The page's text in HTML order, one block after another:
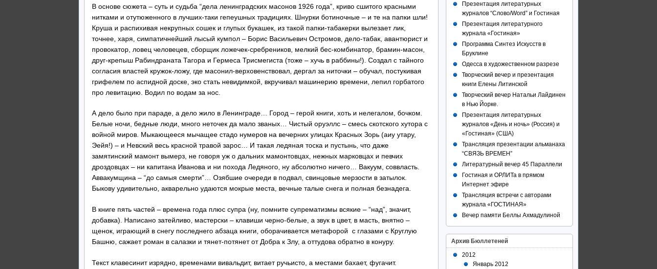
В основе сюжета – суть и судьба “дела ленинградских масонов 1926 года”, криво сшитого красными
нитками и отутюженного в лучших-таки гепеушных традициях. Шнурки ботиночные – и те на папки шли!
Круша и распихивая некрупных сошек и глупых букашек, из такой папки-табакерки вылезает лик,
точнее, харя, симпатичнейший лысый кумпол – Борис Васильевич Остромов, дело-табак, авантюрист и
провокатор, ловец человецев, сборщик ложечек-сребреников, мелкий бес-комбинатор, брамин-масон,
друг-крепыш Рабиндраната Тагора и Гермеса Трисмегиста (тоже – хучь в раббины!). Создал с тайного
согласия властей кружок-ложу, где масонил-верховенствовал, дергал за ниточки – обучал, постукивая
грифелем по аспидной доске, эко стать невидимкой, вкручивал машинерию времени, лепил горбатого
про левитацию. Водил по водам за нос.
А дело было при параде, а дело жило в Ленинграде… Город – герой книги, хоть и нелегалом, бочком.
Белые ночи, бедные люди, много неточек да мало званых… Чистый оруэллс – смесь скотского хутора с
войной миров. Мыкающееся мычащее стадо нумеров на вечерних улицах Красных Зорь (аиу утару,
Эейя!) – и Невский весь красной травой зарос… И такая ледяная тоска и пустынь, что даже
замятинский мамонт вымерз, не говоря уж о дальних мамонтовцах, нежных марковцах и певчих
дроздовцах – ни капитана Иванова и ни похода Ледяного, ну абсолютно ничего… Вакуум, соввласть.
Аввакумщина – “до самыя смерти”… Озябшие очереди в подвал, свинцовые мерзости в затылок.
Быкову удивительно, акварельно удаются мокрые места, вечные талые снега и полная безнадега.
В книге пять частей – времена года плюс супра (ну, помните супрематизмы всякие – “над”, значит,
добавка). Написано затейливо, мастерски – клавиши черно-белые, а звук в цвет, в масть, внятно –
щенок, играющий в снегу последнего абзаца книги, оборачивается метафорой с глазами с Круглую
Башню, сажает роман в салазки и тянет-потянет от Добра к Злу, а оттудова обратно в конуру.
Текст клавесинит изрядно, временами вивальдит, витает ручьисто, а местами бахает, фугачит.
Презентация литературных
журналов “Слово/Word” и Гостиная
Презентация литературного
журнала «Гостиная»
Программа Синтез Искусств в
Бруклине
Одесса в художественном разрезе
Творческий вечер и презентация
книги Елены Литинской
Творческий вечер Натальи Лайдинен
в Нью Йорке.
Презентация литературных
журналов «День и ночь» (Россия) и
«Гостиная» (США)
Трансляция презентации альманаха
“СВЯЗЬ ВРЕМЕН”
Литературный вечер 45 Параллели
Гостиная и ОРЛИТа в прямом
Интернет эфире
Трансляция встречи с авторами
журнала «ГОСТИНАЯ»
Вечер памяти Беллы Ахмадулиной
Архив Бюллетеней
2012
Январь 2012